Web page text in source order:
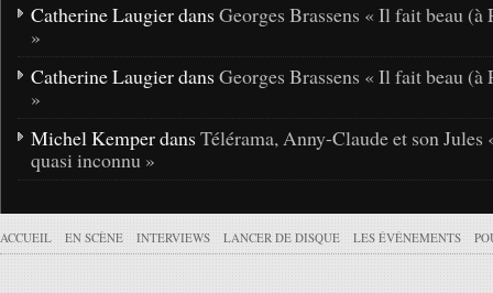
Catherine Laugier dans Georges Brassens « Il fait beau (à
»
Catherine Laugier dans Georges Brassens « Il fait beau (à
»
Michel Kemper dans Télérama, Anny-Claude et son Jules
quasi inconnu »
ACCUEIL EN SCÈNE INTERVIEWS LANCER DE DISQUE LES ÉVÉNEMENTS